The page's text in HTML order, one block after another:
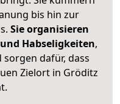
bis hin zur
Sie organisieren
Habseligkeiten,
sorgen dafür, dass
Zielort in Gröditz